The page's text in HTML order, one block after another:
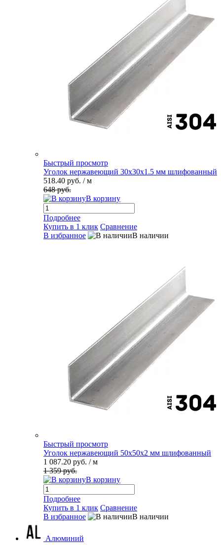
Быстрый просмотр
Уголок нержавеющий 30х30х1.5 мм шлифованный
518.40 руб. / м
648 руб.
В корзину
Подробнее
Купить в 1 клик Сравнение
В избранное
В наличии
Быстрый просмотр
Уголок нержавеющий 50х50х2 мм шлифованный
1 087.20 руб. / м
1 359 руб.
В корзину
Подробнее
Купить в 1 клик Сравнение
В избранное
В наличии
Алюминий